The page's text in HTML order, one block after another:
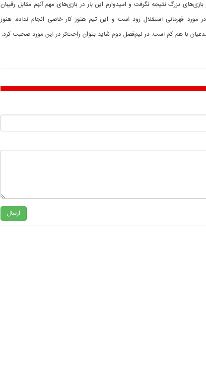
بزرگ نتیجه نگرفت و امیدوارم این بار در بازی‌های مهم آنهم مقابل رقیبان
مورد قهرمانی استقلال زود است و این تیم هنوز کار خاصی انجام نداده. هنوز
با هم کم است. در نیم‌فصل دوم شاید بتوان راحت‌تر در این مورد صحبت کرد.